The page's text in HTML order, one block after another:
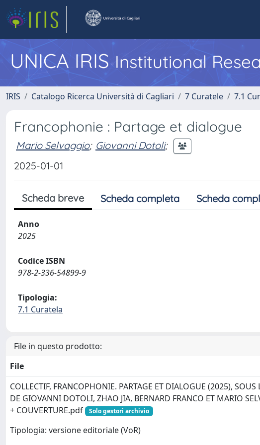
UNICA IRISInstitutional
IRIS Catalogo Ricerca Università di Cagliari 7 Curatele 7.1
Francophonie : Partage et dialogue
Mario Selvaggio; Giovanni Dotoli;
2025-01-01
Scheda breve Scheda completa Scheda
Anno
2025
Codice ISBN
978-2-336-54899-9
Tipologia:
7.1 Curatela
File in questo prodotto:
File
COLLECTIF, FRANCOPHONIE. PARTAGE ET DIALOGUE (2025), SOUS
DE GIOVANNI DOTOLI, ZHAO JIA, BERNARD FRANCO ET MARIO
+ COUVERTURE.pdf
Solo gestori archivio
Tipologia: versione editoriale (VoR)